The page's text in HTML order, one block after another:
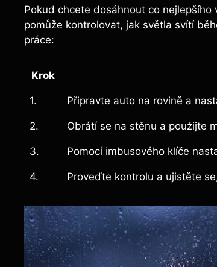
Pokud chcete dosáhnout co
pomůže kontrolovat, jak světla svítí
práce:
Krok
1. Připravte auto na rovině a
2. Obrátí se na stěnu a použijte
3. Pomocí imbusového klíče
4. Proveďte kontrolu a ujistěte